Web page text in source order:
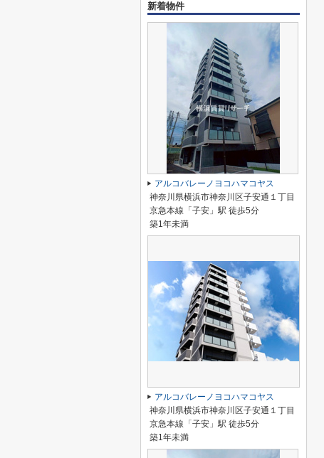
新着物件
アルコバレーノヨコハマコヤス
神奈川県横浜市神奈川区子安通１丁目
京急本線「子安」駅 徒歩5分
築1年未満
アルコバレーノヨコハマコヤス
神奈川県横浜市神奈川区子安通１丁目
京急本線「子安」駅 徒歩5分
築1年未満